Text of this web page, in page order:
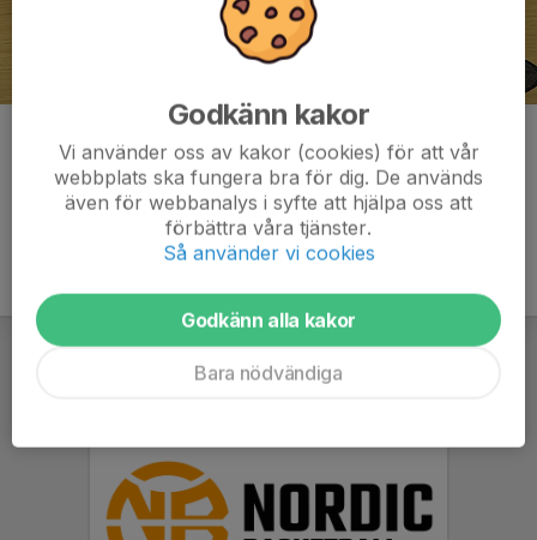
Kommentarer
Godkänn kakor
Vi använder oss av kakor (cookies) för att vår
webbplats ska fungera bra för dig. De används
även för webbanalys i syfte att hjälpa oss att
förbättra våra tjänster.
Så använder vi cookies
Godkänn alla kakor
Bara nödvändiga